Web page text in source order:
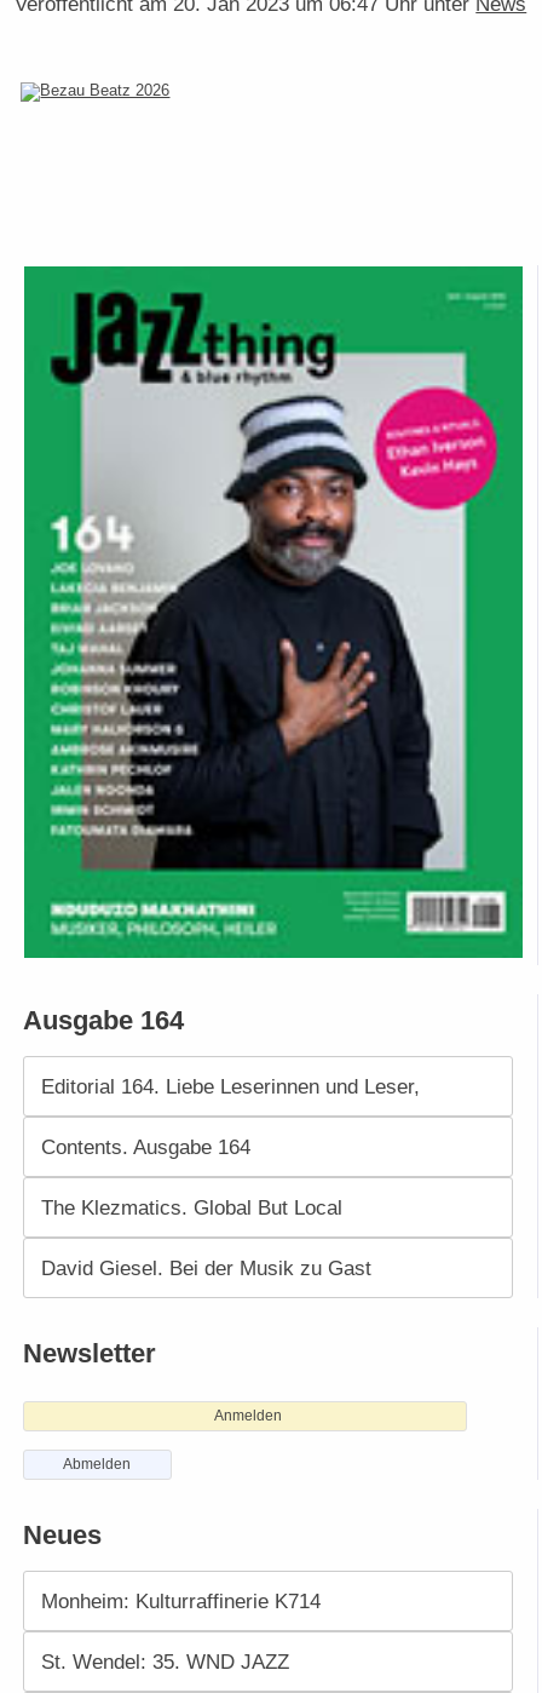
Ausgabe 164
Editorial 164. Liebe Leserinnen und Leser,
Contents. Ausgabe 164
The Klezmatics. Global But Local
David Giesel. Bei der Musik zu Gast
Newsletter
Anmelden
Abmelden
Neues
Monheim: Kulturraffinerie K714
St. Wendel: 35. WND JAZZ